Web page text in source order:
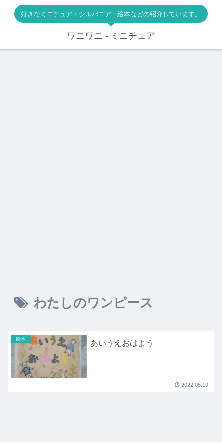
好きなミニチュア・シルバニア・絵本などの紹介しています。
ワニワニ - ミニチュア
わたしのワンピース
絵本 あいうえおはよう
2022.05.19